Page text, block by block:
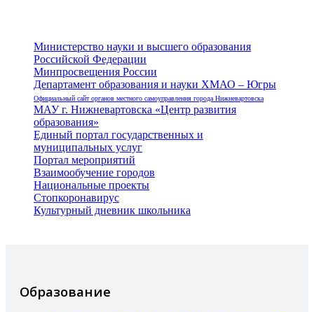
Министерство науки и высшего образования
Российской Федерации
Минпросвещения России
Департамент образования и науки ХМАО – Югры
Официальный сайт органов местного самоуправления города Нижневартовска
МАУ г. Нижневартовска «Центр развития
образования»
Единый портал государственных и
муниципальных услуг
Портал мероприятий
Взаимообучение городов
Национальные проекты
Стопкоронавирус
Культурный дневник школьника
Образование